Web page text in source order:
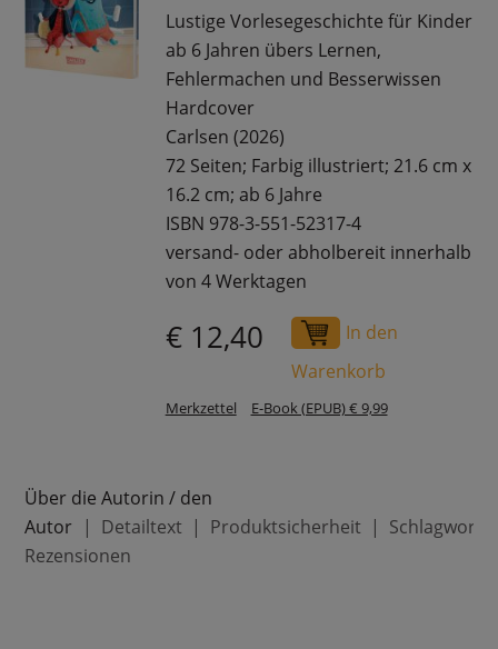
Lustige Vorlesegeschichte für Kinder
ab 6 Jahren übers Lernen,
Fehlermachen und Besserwissen
Hardcover
Carlsen (2026)
72 Seiten; Farbig illustriert; 21.6 cm x
16.2 cm; ab 6 Jahre
ISBN 978-3-551-52317-4
versand- oder abholbereit innerhalb
von 4 Werktagen
€ 12,40
In den
Warenkorb
Merkzettel E-Book (EPUB) € 9,99
Über die Autorin / den
Autor
Detailtext Produktsicherheit
Schlagworte
Rezensionen